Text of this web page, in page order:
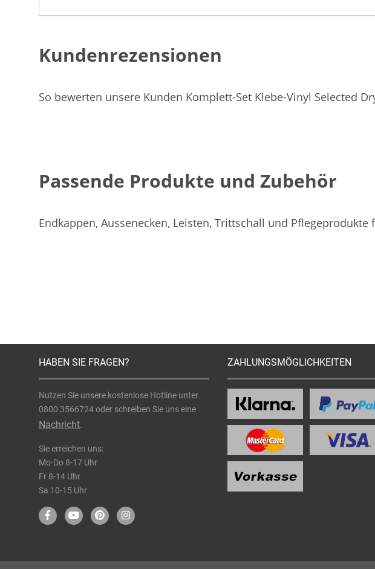
Kundenrezensionen
So bewerten unsere Kunden Komplett-Set Klebe-Vinyl Selected
Passende Produkte und Zubehör
Endkappen, Aussenecken, Leisten, Trittschall und Pflegeprodukte
HABEN SIE FRAGEN?
Nutzen Sie unsere kostenlose Hotline unter
0800 3566724oder schreiben Sie uns eine
Nachricht.
Sie erreichen uns:
Mo-Do 8-17 Uhr
Fr 8-14 Uhr
Sa 10-15 Uhr
ZAHLUNGSMÖGLICHKEITEN